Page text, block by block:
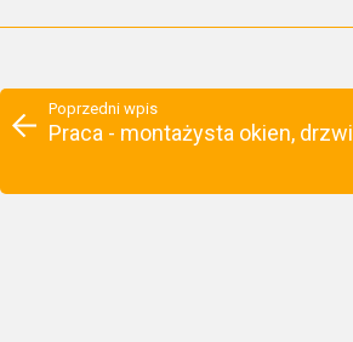
Poprzedni wpis
Praca - montażysta okien, drzwi